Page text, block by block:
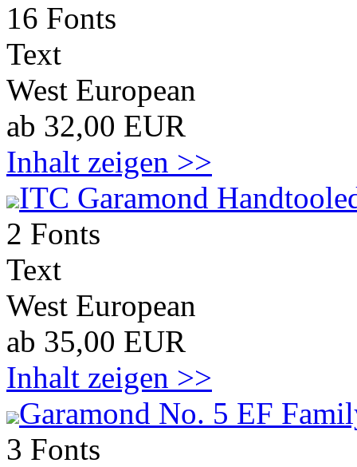
16 Fonts
Text
West European
ab 32,00 EUR
Inhalt zeigen >>
ITC Garamond
2 Fonts
Text
West European
ab 35,00 EUR
Inhalt zeigen >>
Garamond No. 5 EF
3 Fonts